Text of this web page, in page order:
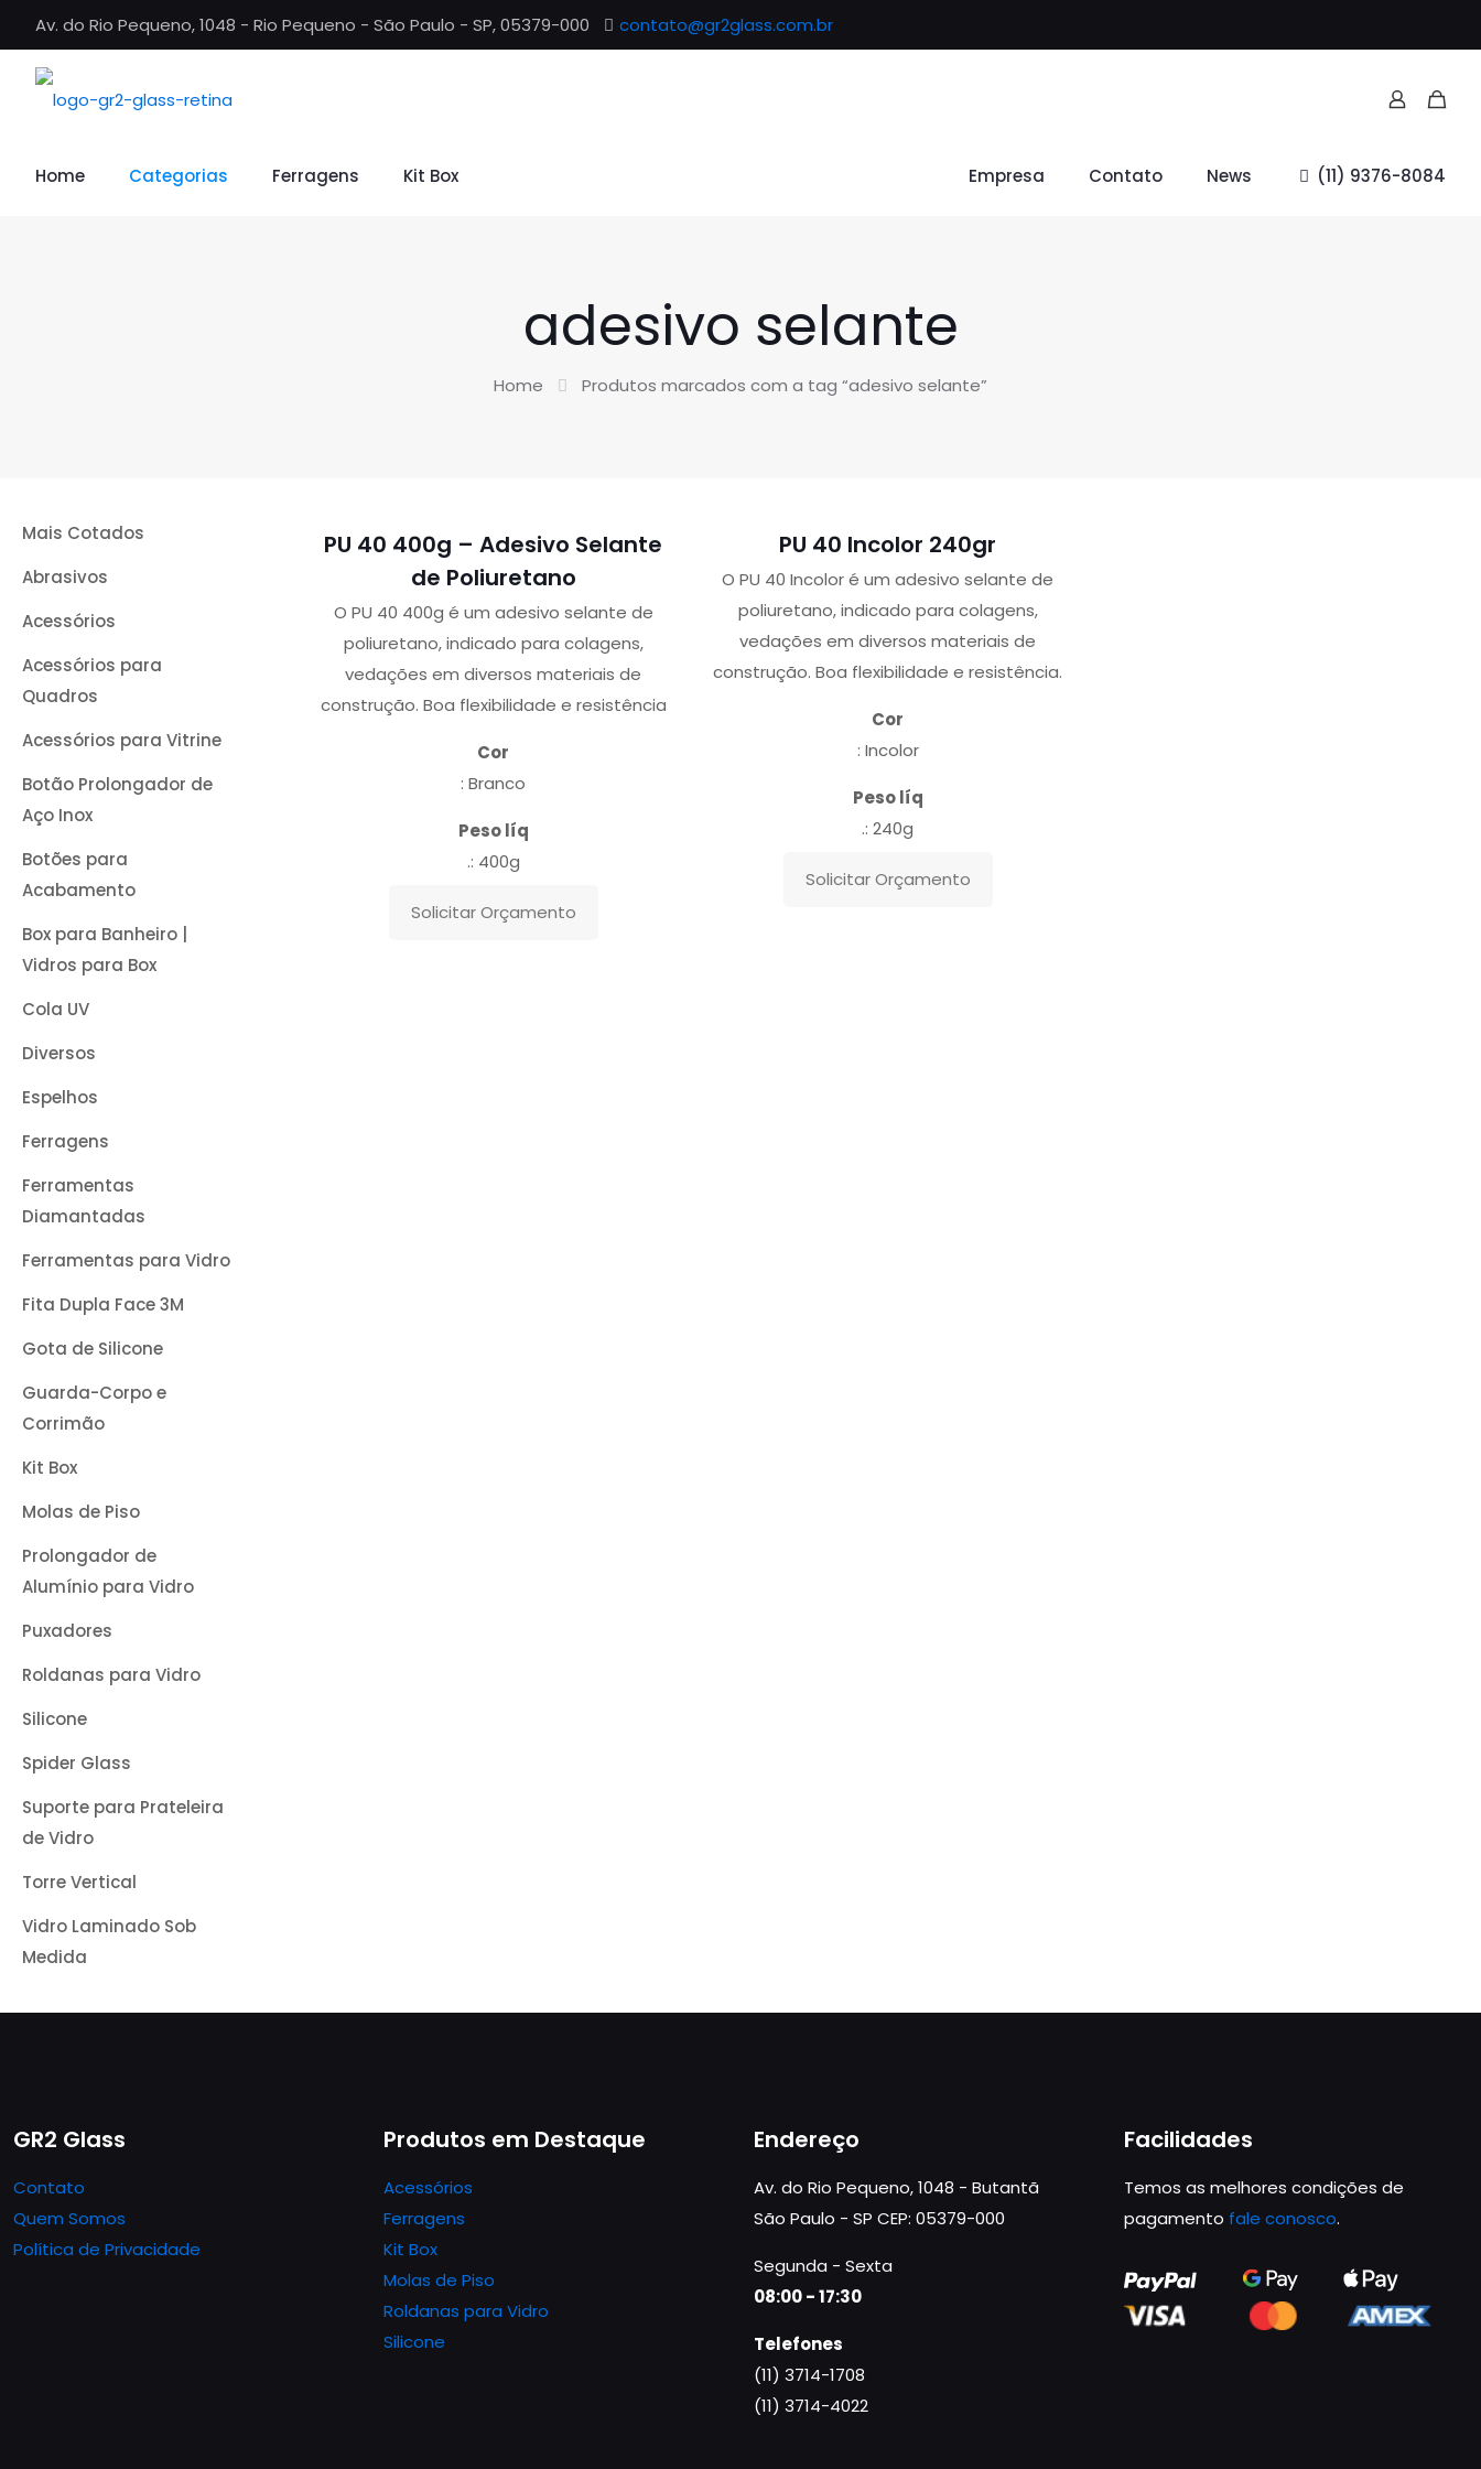
Av. do Rio Pequeno, 1048 - Rio Pequeno - São Paulo - SP, 05379-000 contato@gr2glass.com.br
Home Categorias Ferragens Kit Box Empresa Contato News (11) 9376-8084
adesivo selante
Home Produtos marcados com a tag “adesivo selante”
PU 40 400g – Adesivo Selante
de Poliuretano
O PU 40 400g é um adesivo selante de
poliuretano, indicado para colagens,
vedações em diversos materiais de
construção. Boa flexibilidade e resistência
Cor
: Branco
Peso líq
.: 400g
Solicitar Orçamento
PU 40 Incolor 240gr
O PU 40 Incolor é um adesivo selante de
poliuretano, indicado para colagens,
vedações em diversos materiais de
construção. Boa flexibilidade e resistência.
Cor
: Incolor
Peso líq
.: 240g
Solicitar Orçamento
Mais Cotados
Abrasivos
Acessórios
Acessórios para
Quadros
Acessórios para Vitrine
Botão Prolongador de
Aço Inox
Botões para
Acabamento
Box para Banheiro |
Vidros para Box
Cola UV
Diversos
Espelhos
Ferragens
Ferramentas
Diamantadas
Ferramentas para Vidro
Fita Dupla Face 3M
Gota de Silicone
Guarda-Corpo e
Corrimão
Kit Box
Molas de Piso
Prolongador de
Alumínio para Vidro
Puxadores
Roldanas para Vidro
Silicone
Spider Glass
Suporte para Prateleira
de Vidro
Torre Vertical
Vidro Laminado Sob
Medida
GR2 Glass
Contato
Quem Somos
Política de Privacidade
Produtos em Destaque
Acessórios
Ferragens
Kit Box
Molas de Piso
Roldanas para Vidro
Silicone
Endereço
Av. do Rio Pequeno, 1048 - Butantã
São Paulo - SP CEP: 05379-000
Segunda - Sexta
08:00 - 17:30
Telefones
(11) 3714-1708
(11) 3714-4022
Facilidades
Temos as melhores condições de
pagamento fale conosco.